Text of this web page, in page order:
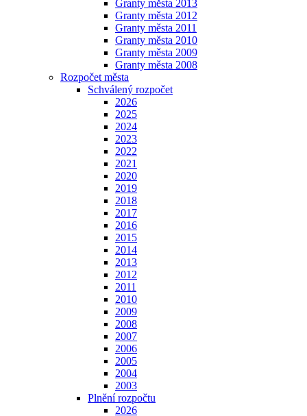
Granty města 2013
Granty města 2012
Granty města 2011
Granty města 2010
Granty města 2009
Granty města 2008
Rozpočet města
Schválený rozpočet
2026
2025
2024
2023
2022
2021
2020
2019
2018
2017
2016
2015
2014
2013
2012
2011
2010
2009
2008
2007
2006
2005
2004
2003
Plnění rozpočtu
2026